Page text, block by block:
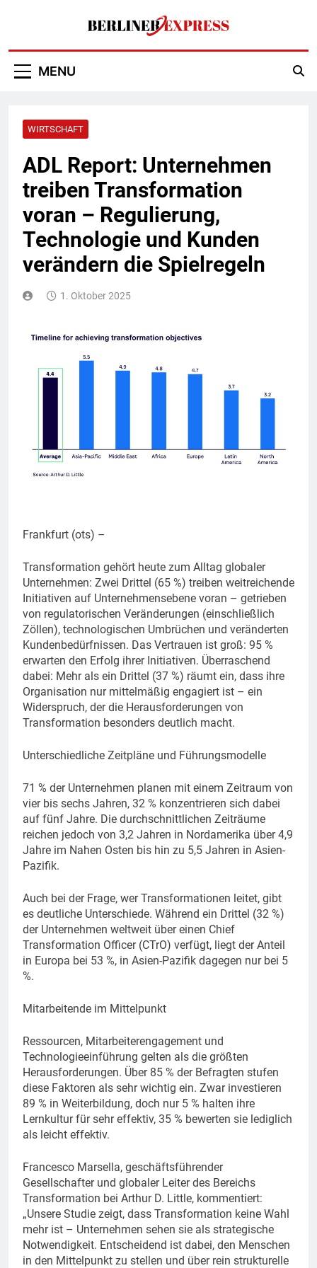
Berliner Express
MENU
WIRTSCHAFT
ADL Report: Unternehmen
treiben Transformation
voran – Regulierung,
Technologie und Kunden
verändern die Spielregeln
1. Oktober 2025
Frankfurt (ots) –
Transformation gehört heute zum Alltag globaler
Unternehmen: Zwei Drittel (65 %) treiben weitreichende
Initiativen auf Unternehmensebene voran – getrieben
von regulatorischen Veränderungen (einschließlich
Zöllen), technologischen Umbrüchen und veränderten
Kundenbedürfnissen. Das Vertrauen ist groß: 95 %
erwarten den Erfolg ihrer Initiativen. Überraschend
dabei: Mehr als ein Drittel (37 %) räumt ein, dass ihre
Organisation nur mittelmäßig engagiert ist – ein
Widerspruch, der die Herausforderungen von
Transformation besonders deutlich macht.
Unterschiedliche Zeitpläne und Führungsmodelle
71 % der Unternehmen planen mit einem Zeitraum von
vier bis sechs Jahren, 32 % konzentrieren sich dabei
auf fünf Jahre. Die durchschnittlichen Zeiträume
reichen jedoch von 3,2 Jahren in Nordamerika über 4,9
Jahre im Nahen Osten bis hin zu 5,5 Jahren in Asien-
Pazifik.
Auch bei der Frage, wer Transformationen leitet, gibt
es deutliche Unterschiede. Während ein Drittel (32 %)
der Unternehmen weltweit über einen Chief
Transformation Officer (CTrO) verfügt, liegt der Anteil
in Europa bei 53 %, in Asien-Pazifik dagegen nur bei 5
%.
Mitarbeitende im Mittelpunkt
Ressourcen, Mitarbeiterengagement und
Technologieeinführung gelten als die größten
Herausforderungen. Über 85 % der Befragten stufen
diese Faktoren als sehr wichtig ein. Zwar investieren
89 % in Weiterbildung, doch nur 5 % halten ihre
Lernkultur für sehr effektiv, 35 % bewerten sie lediglich
als leicht effektiv.
Francesco Marsella, geschäftsführender
Gesellschafter und globaler Leiter des Bereichs
Transformation bei Arthur D. Little, kommentiert:
„Unsere Studie zeigt, dass Transformation keine Wahl
mehr ist – Unternehmen sehen sie als strategische
Notwendigkeit. Entscheidend ist dabei, den Menschen
in den Mittelpunkt zu stellen und über rein strukturelle